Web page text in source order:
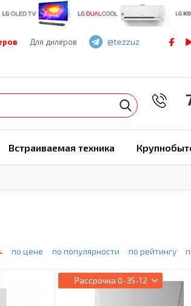
Для дилеров
@tezzuz
Встраиваемая техника
по цене по популярности по рейтингу
Рассрочка 0-35-12